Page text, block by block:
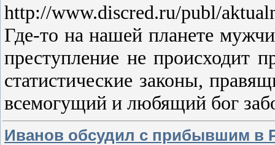
http://www.discred.ru/publ/
Где-то на нашей планете
преступление не происходит
статистические законы,
всемогущий и любящий бог
Иванов обсудил с прибывшим в